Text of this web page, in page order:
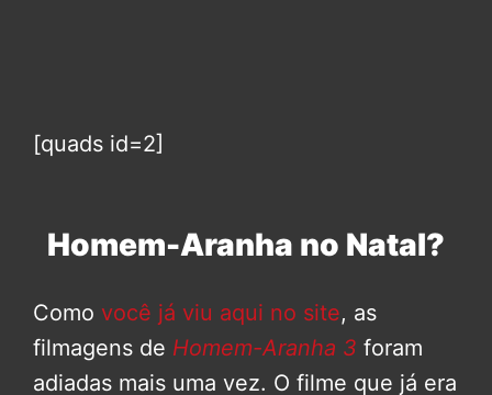
[quads id=2]
Homem-Aranha no Natal?
Como você já viu aqui no site, as
filmagens de Homem-Aranha 3 foram
adiadas mais uma vez. O filme que já era